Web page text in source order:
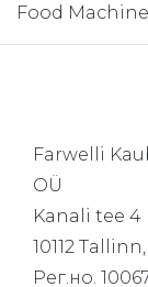
Food
Farwelli
OÜ
Kanali tee 4
10112
Рег.но.